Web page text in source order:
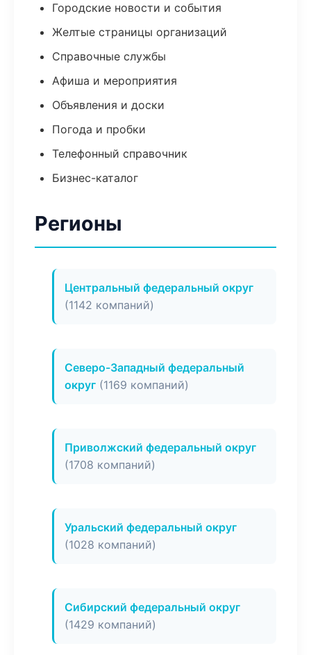
Городские новости и события
Желтые страницы организаций
Справочные службы
Афиша и мероприятия
Объявления и доски
Погода и пробки
Телефонный справочник
Бизнес-каталог
Регионы
Центральный федеральный округ
(1142 компаний)
Северо-Западный федеральный
округ (1169 компаний)
Приволжский федеральный округ
(1708 компаний)
Уральский федеральный округ
(1028 компаний)
Сибирский федеральный округ
(1429 компаний)